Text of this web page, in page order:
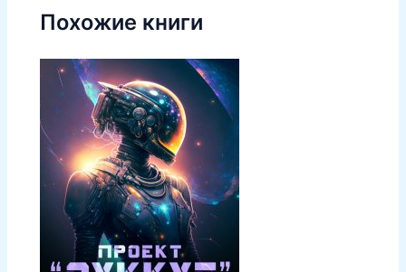
Похожие книги